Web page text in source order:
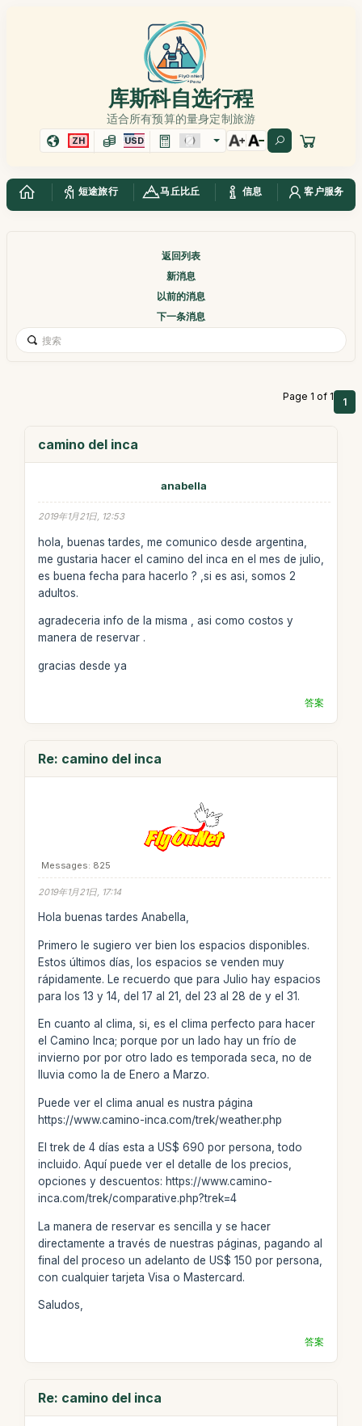
库斯科自选行程
适合所有预算的量身定制旅游
ZH USD
短途旅行 马丘比丘 信息 客户服务
返回列表
新消息
以前的消息
下一条消息
Page 1 of 1 1
camino del inca
anabella
2019年1月21日, 12:53
hola, buenas tardes, me comunico desde argentina,
me gustaria hacer el camino del inca en el mes de julio,
es buena fecha para hacerlo ? ,si es asi, somos 2
adultos.
agradeceria info de la misma , asi como costos y
manera de reservar .
gracias desde ya
答案
Re: camino del inca
Messages: 825
2019年1月21日, 17:14
Hola buenas tardes Anabella,
Primero le sugiero ver bien los espacios disponibles.
Estos últimos días, los espacios se venden muy
rápidamente. Le recuerdo que para Julio hay espacios
para los 13 y 14, del 17 al 21, del 23 al 28 de y el 31.
En cuanto al clima, si, es el clima perfecto para hacer
el Camino Inca; porque por un lado hay un frío de
invierno por por otro lado es temporada seca, no de
lluvia como la de Enero a Marzo.
Puede ver el clima anual es nustra página
https://www.camino-inca.com/trek/weather.php
El trek de 4 días esta a US$ 690 por persona, todo
incluido. Aquí puede ver el detalle de los precios,
opciones y descuentos: https://www.camino-
inca.com/trek/comparative.php?trek=4
La manera de reservar es sencilla y se hacer
directamente a través de nuestras páginas, pagando al
final del proceso un adelanto de US$ 150 por persona,
con cualquier tarjeta Visa o Mastercard.
Saludos,
答案
Re: camino del inca